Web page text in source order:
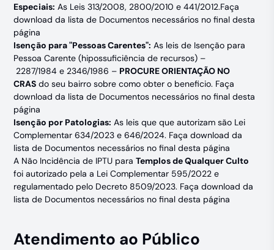
Especiais: As Leis313/2008, 2800/2010 e441/2012.Faça
download da lista de Documentos necessários no final desta
página
Isenção para "Pessoas Carentes": As leis de Isenção para
Pessoa Carente (hipossuficiência de recursos) –
2287/1984 e 2346/1986 – PROCURE ORIENTAÇÃO NO
CRAS do seu bairro sobre como obter o beneficio. Faça
download da lista de Documentos necessários no final desta
página
Isenção por Patologias: As leis que que autorizam são Lei
Complementar 634/2023 e 646/2024. Faça download da
lista de Documentos necessários no final desta página
A Não Incidência de IPTU paraTemplos de Qualquer Culto
foi autorizado pela a Lei Complementar 595/2022 e
regulamentado pelo Decreto 8509/2023. Faça download da
lista de Documentos necessários no final desta página
Atendimento ao Público